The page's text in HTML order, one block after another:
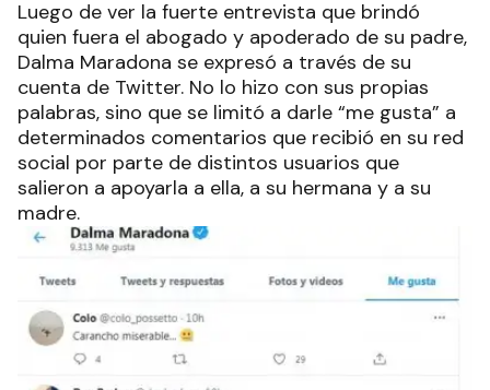
Luego de ver la fuerte entrevista que brindó
quien fuera el abogado y apoderado de su padre,
Dalma Maradona se expresó a través de su
cuenta de Twitter. No lo hizo con sus propias
palabras, sino que se limitó a darle “me gusta” a
determinados comentarios que recibió en su red
social por parte de distintos usuarios que
salieron a apoyarla a ella, a su hermana y a su
madre.